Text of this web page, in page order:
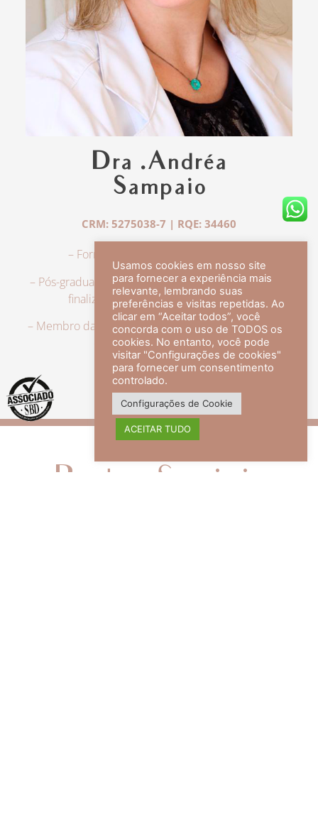
Dra .Andréa
Sampaio
CRM: 5275038-7 | RQE: 34460
– Formação em Medicina pela UFRJ.
– Pós-graduação em Dermatologia pela UFRJ, tendo
finalizado a especialização em 2007.
– Membro da Sociedade Brasileira de Dermatologia,
com título de especialista.
veja mais +
Redes Sociais
Usamos cookies em nosso site
para fornecer a experiência mais
relevante, lembrando suas
preferências e visitas repetidas. Ao
clicar em “Aceitar todos”, você
concorda com o uso de TODOS os
cookies. No entanto, você pode
visitar "Configurações de cookies"
para fornecer um consentimento
controlado.
Configurações de Cookie
ACEITAR TUDO